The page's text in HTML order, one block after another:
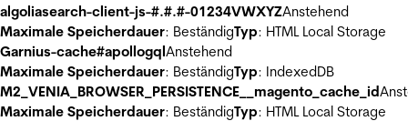
algoliasearch-client-js-#.#.#-01234VWXYZAnstehend
Maximale Speicherdauer: BeständigTyp: HTML Local Storage
Garnius-cache#apollogqlAnstehend
Maximale Speicherdauer: BeständigTyp: IndexedDB
M2_VENIA_BROWSER_PERSISTENCE__magento_cache_id
Maximale Speicherdauer: BeständigTyp: HTML Local Storage